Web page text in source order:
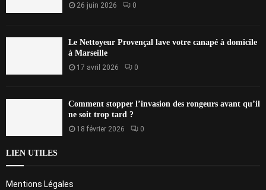
26 juin 2026 0
Le Nettoyeur Provençal lave votre canapé à domicile
à Marseille
17 avril 2026 0
Comment stopper l’invasion des rongeurs avant qu’il
ne soit trop tard ?
18 février 2026 0
LIEN UTILES
Mentions Légales